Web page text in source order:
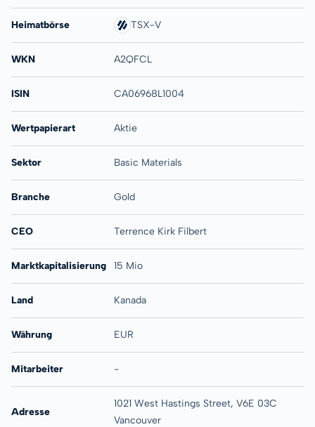
Heimatbörse TSX-V
WKN A2QFCL
ISIN CA06968L1004
Wertpapierart Aktie
Sektor Basic Materials
Branche Gold
CEO Terrence Kirk Filbert
Marktkapitalisierung 15 Mio
Land Kanada
Währung EUR
Mitarbeiter -
Adresse
1021 West Hastings Street, V6E 03C
Vancouver